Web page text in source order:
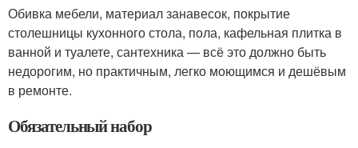
Обивка мебели, материал занавесок, покрытие
столешницы кухонного стола, пола, кафельная плитка в
ванной и туалете, сантехника — всё это должно быть
недорогим, но практичным, легко моющимся и дешёвым
в ремонте.
Обязательный набор